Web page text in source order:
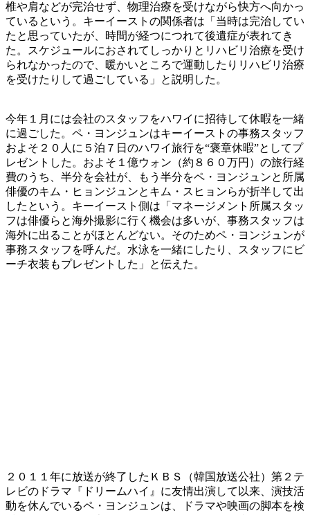
椎や肩などが完治せず、物理治療を受けながら快方へ向かっ
ているという。キーイーストの関係者は「当時は完治してい
たと思っていたが、時間が経つにつれて後遺症が表れてき
た。スケジュールにおされてしっかりとリハビリ治療を受け
られなかったので、暖かいところで運動したりリハビリ治療
を受けたりして過ごしている」と説明した。
今年１月には会社のスタッフをハワイに招待して休暇を一緒
に過ごした。ペ・ヨンジュンはキーイーストの事務スタッフ
およそ２０人に５泊７日のハワイ旅行を“褒章休暇”としてプ
レゼントした。およそ１億ウォン（約８６０万円）の旅行経
費のうち、半分を会社が、もう半分をペ・ヨンジュンと所属
俳優のキム・ヒョンジュンとキム・スヒョンらが折半して出
したという。キーイースト側は「マネージメント所属スタッ
フは俳優らと海外撮影に行く機会は多いが、事務スタッフは
海外に出ることがほとんどない。そのためペ・ヨンジュンが
事務スタッフを呼んだ。水泳を一緒にしたり、スタッフにビ
ーチ衣装もプレゼントした」と伝えた。
２０１１年に放送が終了したＫＢＳ（韓国放送公社）第２テ
レビのドラマ『ドリームハイ』に友情出演して以来、演技活
動を休んでいるペ・ヨンジュンは、ドラマや映画の脚本を検